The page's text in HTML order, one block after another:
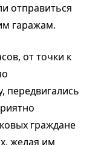
отправиться
гаражам.
от точки к
передвигались
граждане
желая им